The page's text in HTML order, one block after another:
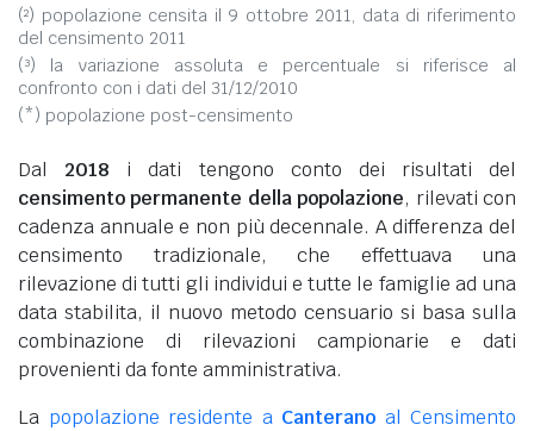
(²) popolazione censita il 9 ottobre 2011, data di riferimento
del censimento 2011
(³) la variazione assoluta e percentuale si riferisce al
confronto con i dati del 31/12/2010
(*) popolazione post-censimento
Dal 2018 i dati tengono conto dei risultati del
censimento permanente della popolazione, rilevati con
cadenza annuale e non più decennale. A differenza del
censimento tradizionale, che effettuava una
rilevazione di tutti gli individui e tutte le famiglie ad una
data stabilita, il nuovo metodo censuario si basa sulla
combinazione di rilevazioni campionarie e dati
provenienti da fonte amministrativa.
La popolazione residente a Canterano al Censimento